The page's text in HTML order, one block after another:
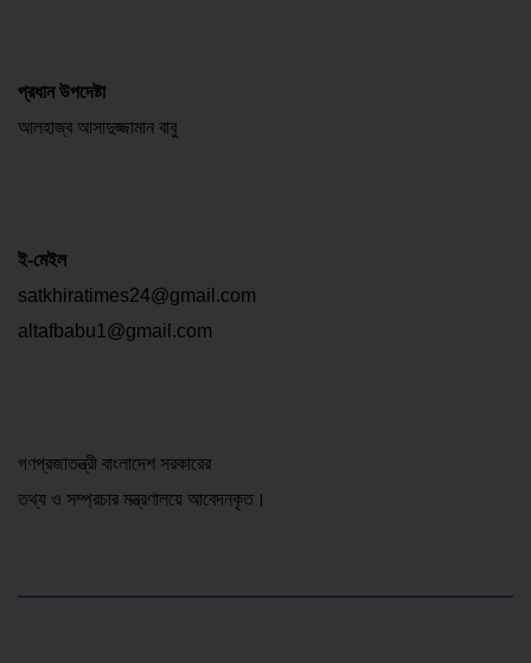
প্রধান উপদেষ্টা
আলহাজ্ব আসাদুজ্জামান বাবু
ই-মেইল
satkhiratimes24@gmail.com
altafbabu1@gmail.com
গণপ্রজাতন্ত্রী বাংলাদেশ সরকারের
তথ্য ও সম্প্রচার মন্ত্রণালয়ে আবেদনকৃত।